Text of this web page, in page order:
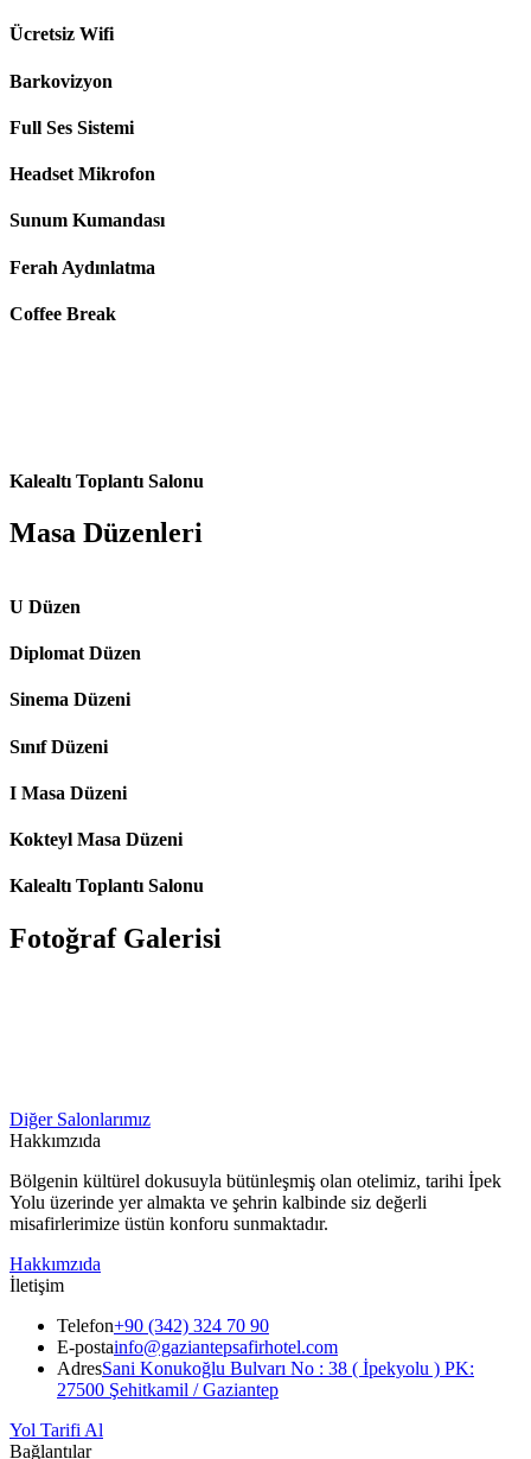
Ücretsiz Wifi
Barkovizyon
Full Ses Sistemi
Headset Mikrofon
Sunum Kumandası
Ferah Aydınlatma
Coffee Break
Kalealtı Toplantı Salonu
Masa Düzenleri
U Düzen
Diplomat Düzen
Sinema Düzeni
Sınıf Düzeni
I Masa Düzeni
Kokteyl Masa Düzeni
Kalealtı Toplantı Salonu
Fotoğraf Galerisi
Diğer Salonlarımız
Hakkımzıda
Bölgenin kültürel dokusuyla bütünleşmiş olan otelimiz, tarihi İpek
Yolu üzerinde yer almakta ve şehrin kalbinde siz değerli
misafirlerimize üstün konforu sunmaktadır.
Hakkımzıda
İletişim
Telefon+90 (342) 324 70 90
E-postainfo@gaziantepsafirhotel.com
AdresSani Konukoğlu Bulvarı No : 38 ( İpekyolu ) PK:
27500 Şehitkamil / Gaziantep
Yol Tarifi Al
Bağlantılar